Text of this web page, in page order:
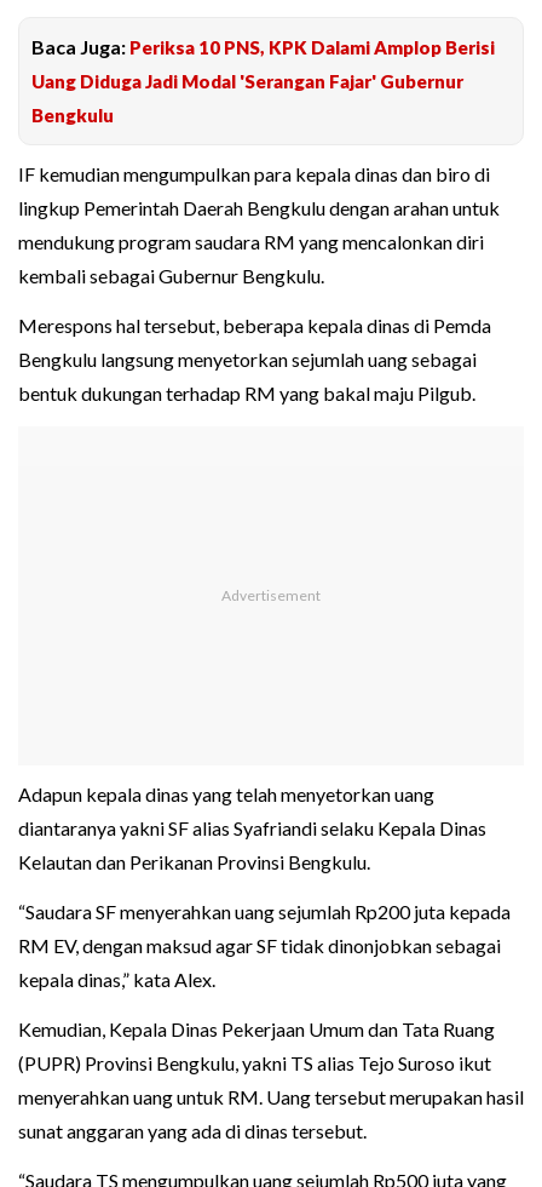
Baca Juga: Periksa 10 PNS, KPK Dalami Amplop Berisi
Uang Diduga Jadi Modal 'Serangan Fajar' Gubernur
Bengkulu
IF kemudian mengumpulkan para kepala dinas dan biro di
lingkup Pemerintah Daerah Bengkulu dengan arahan untuk
mendukung program saudara RM yang mencalonkan diri
kembali sebagai Gubernur Bengkulu.
Merespons hal tersebut, beberapa kepala dinas di Pemda
Bengkulu langsung menyetorkan sejumlah uang sebagai
bentuk dukungan terhadap RM yang bakal maju Pilgub.
Adapun kepala dinas yang telah menyetorkan uang
diantaranya yakni SF alias Syafriandi selaku Kepala Dinas
Kelautan dan Perikanan Provinsi Bengkulu.
“Saudara SF menyerahkan uang sejumlah Rp200 juta kepada
RM EV, dengan maksud agar SF tidak dinonjobkan sebagai
kepala dinas,” kata Alex.
Kemudian, Kepala Dinas Pekerjaan Umum dan Tata Ruang
(PUPR) Provinsi Bengkulu, yakni TS alias Tejo Suroso ikut
menyerahkan uang untuk RM. Uang tersebut merupakan hasil
sunat anggaran yang ada di dinas tersebut.
“Saudara TS mengumpulkan uang sejumlah Rp500 juta yang